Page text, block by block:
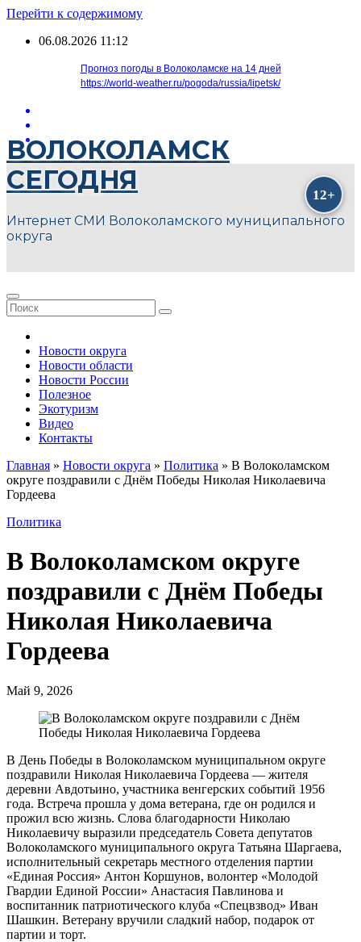
Перейти к содержимому
06.08.2026 11:12
Прогноз погоды в Волоколамске на 14 дней
https://world-weather.ru/pogoda/russia/lipetsk/
ВОЛОКОЛАМСК
СЕГОДНЯ
Интернет СМИ Волоколамского муниципального
округа
Новости округа
Новости области
Новости России
Полезное
Экотуризм
Видео
Контакты
Главная » Новости округа » Политика » В Волоколамском
округе поздравили с Днём Победы Николая Николаевича
Гордеева
Политика
В Волоколамском округе
поздравили с Днём Победы
Николая Николаевича
Гордеева
Май 9, 2026
В День Победы в Волоколамском муниципальном округе
поздравили Николая Николаевича Гордеева — жителя
деревни Авдотьино, участника венгерских событий 1956
года. Встреча прошла у дома ветерана, где он родился и
прожил всю жизнь. Слова благодарности Николаю
Николаевичу выразили председатель Совета депутатов
Волоколамского муниципального округа Татьяна Шаргаева,
исполнительный секретарь местного отделения партии
«Единая Россия» Антон Коршунов, волонтер «Молодой
Гвардии Единой России» Анастасия Павлинова и
воспитанник патриотического клуба «Спецвзвод» Иван
Шашкин. Ветерану вручили сладкий набор, подарок от
партии и торт.